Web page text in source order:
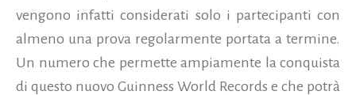
vengono infatti considerati solo i partecipanti con
almeno una prova regolarmente portata a termine.
Un numero che permette ampiamente la conquista
di questo nuovo Guinness World Records e che potrà